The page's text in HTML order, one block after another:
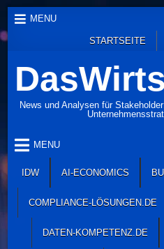
Skip
to
content
MENU
STARTSEITE
News und Analysen für
MENU
IDW AI-ECONOMICS
COMPLIANCE-LÖSUNGEN.DE
DATEN-KOMPETENZ.DE